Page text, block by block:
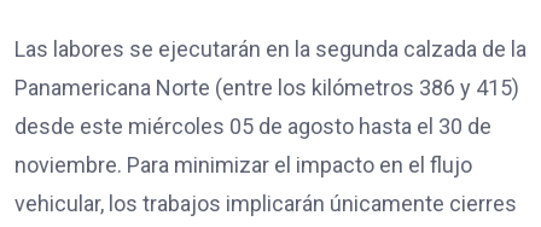
Las labores se ejecutarán en la segunda calzada de la
Panamericana Norte (entre los kilómetros 386 y 415)
desde este miércoles 05 de agosto hasta el 30 de
noviembre. Para minimizar el impacto en el flujo
vehicular, los trabajos implicarán únicamente cierres